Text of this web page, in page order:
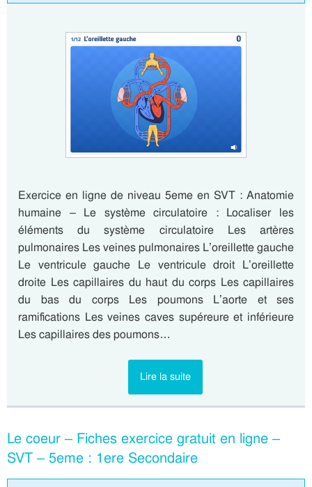
Exercice en ligne de niveau 5eme en SVT : Anatomie
humaine – Le système circulatoire : Localiser les
éléments du système circulatoire Les artères
pulmonaires Les veines pulmonaires L’oreillette gauche
Le ventricule gauche Le ventricule droit L’oreillette
droite Les capillaires du haut du corps Les capillaires
du bas du corps Les poumons L’aorte et ses
ramifications Les veines caves supéreure et inférieure
Les capillaires des poumons…
Lire la suite
Le coeur – Fiches exercice gratuit en ligne –
SVT – 5eme : 1ere Secondaire